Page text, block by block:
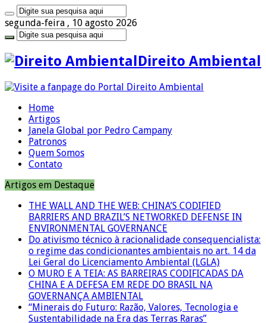
segunda-feira , 10 agosto 2026
Direito Ambiental
Home
Artigos
Janela Global por Pedro Campany
Patronos
Quem Somos
Contato
Artigos em Destaque
THE WALL AND THE WEB: CHINA’S CODIFIED
BARRIERS AND BRAZIL’S NETWORKED DEFENSE IN
ENVIRONMENTAL GOVERNANCE
Do ativismo técnico à racionalidade consequencialista:
o regime das condicionantes ambientais no art. 14 da
Lei Geral do Licenciamento Ambiental (LGLA)
O MURO E A TEIA: AS BARREIRAS CODIFICADAS DA
CHINA E A DEFESA EM REDE DO BRASIL NA
GOVERNANÇA AMBIENTAL
“Minerais do Futuro: Razão, Valores, Tecnologia e
Sustentabilidade na Era das Terras Raras”